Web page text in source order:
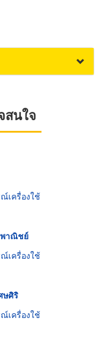
นใจ
เครื่องใช้
าณิชย์
เครื่องใช้
ษศิริ
เครื่องใช้